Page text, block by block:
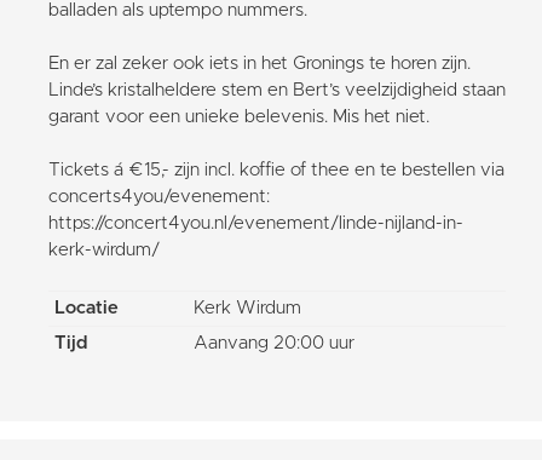
balladen als uptempo nummers.
En er zal zeker ook iets in het Gronings te horen zijn.
Linde’s kristalheldere stem en Bert’s veelzijdigheid staan
garant voor een unieke belevenis. Mis het niet.
Tickets á €15,- zijn incl. koffie of thee en te bestellen via
concerts4you/evenement:
https://concert4you.nl/evenement/linde-nijland-in-
kerk-wirdum/
Locatie
Kerk Wirdum
Tijd
Aanvang 20:00 uur